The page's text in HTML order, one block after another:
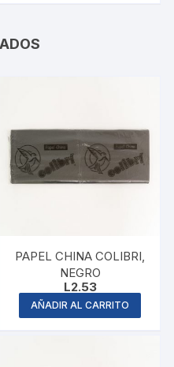
PAPEL CHINA COLIBRI,
NEGRO
L2.53
AÑADIR AL CARRITO